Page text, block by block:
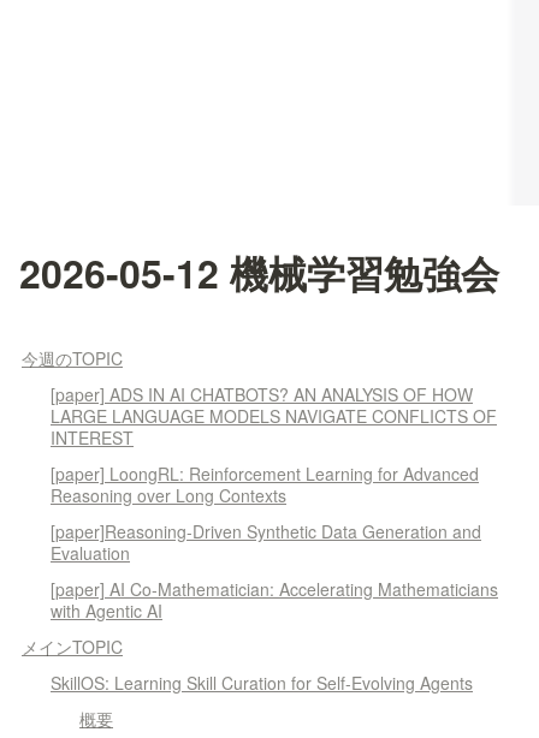
2026-05-12 機械学習勉強会
今週のTOPIC
[paper] ADS IN AI CHATBOTS? AN ANALYSIS OF HOW
LARGE LANGUAGE MODELS NAVIGATE CONFLICTS OF
INTEREST
[paper] LoongRL: Reinforcement Learning for Advanced
Reasoning over Long Contexts
[paper]Reasoning-Driven Synthetic Data Generation and
Evaluation
[paper] AI Co-Mathematician: Accelerating Mathematicians
with Agentic AI
メインTOPIC
SkillOS: Learning Skill Curation for Self-Evolving Agents
概要